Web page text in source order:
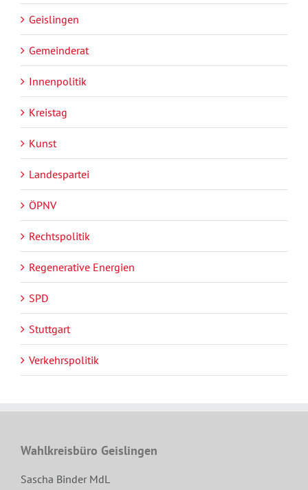
Geislingen
Gemeinderat
Innenpolitik
Kreistag
Kunst
Landespartei
ÖPNV
Rechtspolitik
Regenerative Energien
SPD
Stuttgart
Verkehrspolitik
Wahlkreisbüro Geislingen
Sascha Binder MdL